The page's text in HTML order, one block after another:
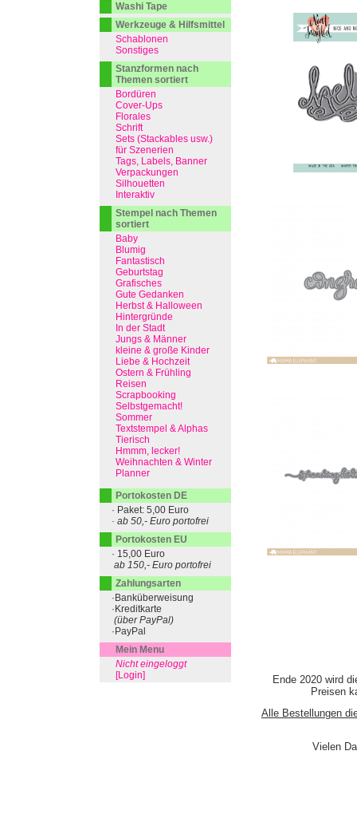
Ende 2020 wird
Preisen
Alle Bestellungen
Vielen
Washi Tape
Werkzeuge & Hilfsmittel
Schablonen
Sonstiges
Stanzformen nach
Themen sortiert
Bordüren
Cover-Ups
Florales
Schrift
Sets (Stackables usw.)
für Szenerien
Tags, Labels, Banner
Verpackungen
Silhouetten
Interaktiv
Stempel nach Themen
sortiert
Baby
Blumig
Fantastisch
Geburtstag
Grafisches
Gute Gedanken
Herbst & Halloween
Hintergründe
In der Stadt
Jungs & Männer
kleine & große Kinder
Liebe & Hochzeit
Ostern & Frühling
Reisen
Scrapbooking
Selbstgemacht!
Sommer
Textstempel & Alphas
Tierisch
Hmmm, lecker!
Weihnachten & Winter
Planner
Portokosten DE
· Paket: 5,00 Euro
· ab 50,- Euro portofrei
Portokosten EU
· 15,00 Euro
ab 150,- Euro portofrei
Zahlungsarten
·Banküberweisung
·Kreditkarte
(über PayPal)
·PayPal
Mein Menu
Nicht eingeloggt
[Login]